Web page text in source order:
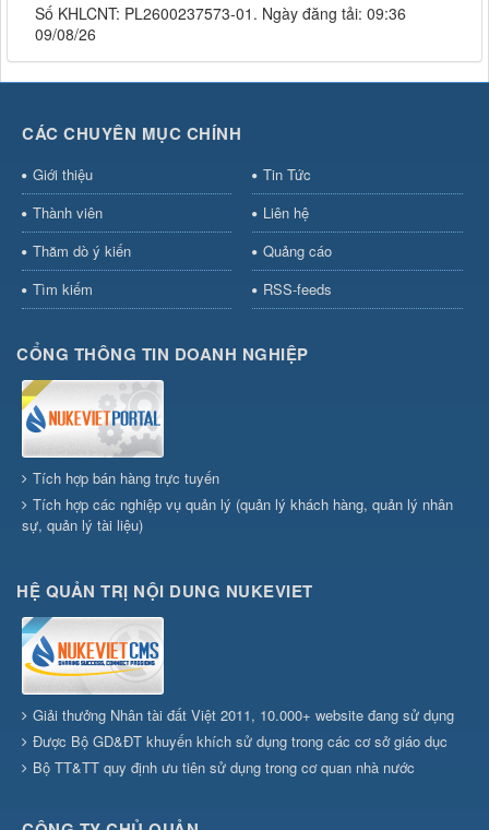
Số KHLCNT: PL2600237573-01. Ngày đăng tải: 09:36
09/08/26
CÁC CHUYÊN MỤC CHÍNH
Giới thiệu
Tin Tức
Thành viên
Liên hệ
Thăm dò ý kiến
Quảng cáo
Tìm kiếm
RSS-feeds
CỔNG THÔNG TIN DOANH NGHIỆP
Tích hợp bán hàng trực tuyến
Tích hợp các nghiệp vụ quản lý (quản lý khách hàng, quản lý nhân
sự, quản lý tài liệu)
HỆ QUẢN TRỊ NỘI DUNG NUKEVIET
Giải thưởng Nhân tài đất Việt 2011, 10.000+ website đang sử dụng
Được Bộ GD&ĐT khuyến khích sử dụng trong các cơ sở giáo dục
Bộ TT&TT quy định ưu tiên sử dụng trong cơ quan nhà nước